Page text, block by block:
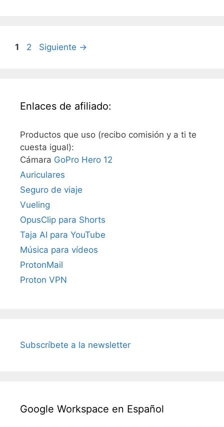
Página
1 Página
2 Siguiente →
Enlaces de afiliado:
Productos que uso (recibo comisión y a ti te
cuesta igual):
Cámara GoPro Hero 12
Auriculares
Seguro de viaje
Vueling
OpusClip para Shorts
Taja AI para YouTube
Música para vídeos
ProtonMail
Proton VPN
Subscríbete a la newsletter
Google Workspace en Español